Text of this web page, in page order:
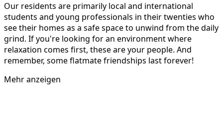
Our residents are primarily local and international
students and young professionals in their twenties who
see their homes as a safe space to unwind from the daily
grind. If you're looking for an environment where
relaxation comes first, these are your people. And
remember, some flatmate friendships last forever!
Mehr anzeigen